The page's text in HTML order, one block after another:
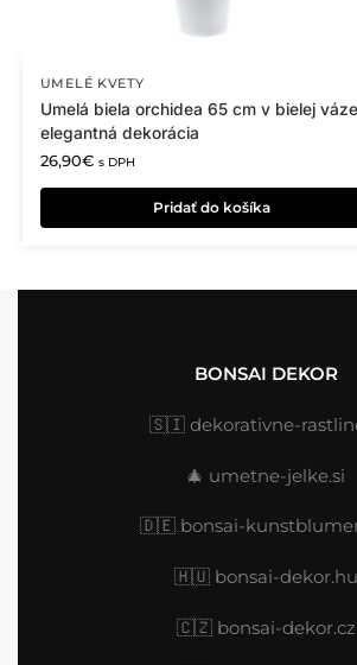
UMELÉ KVETY
Umelá biela orchidea 65 cm v bielej
elegantná dekorácia
26,90€ s DPH
Pridať do košíka
BONSAI DEKOR
🇸🇮 dekorativne-
🎄 umetne-jelke.si
🇩🇪 bonsai-
🇭🇺 bonsai-dekor.hu
🇨🇿 bonsai-dekor.cz